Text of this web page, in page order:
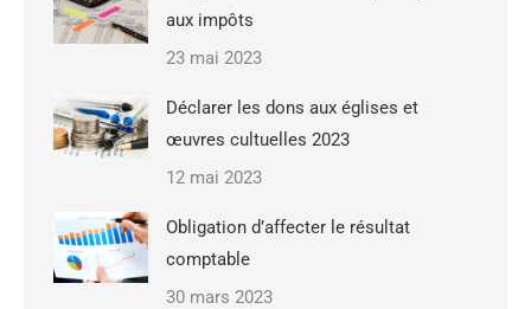
aux impôts
23 mai 2023
Déclarer les dons aux églises et
œuvres cultuelles 2023
12 mai 2023
Obligation d’affecter le résultat
comptable
30 mars 2023